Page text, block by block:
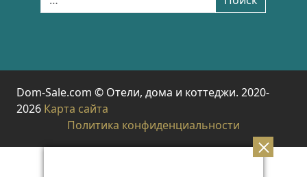
Dom-Sale.com © Отели, дома и коттеджи. 2020-
2026 Карта сайта
Политика конфиденциальности